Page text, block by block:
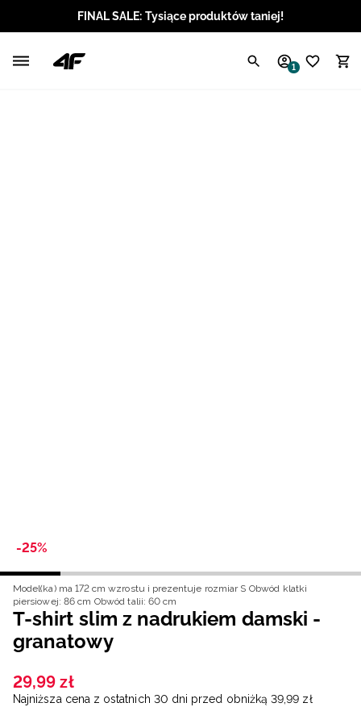
FINAL SALE: Tysiące produktów taniej!
1
-25%
Model(ka) ma 172 cm wzrostu i prezentuje rozmiar S Obwód klatki
piersiowej: 86 cm Obwód talii: 60 cm
T-shirt slim z nadrukiem damski -
granatowy
29,99 zł
Najniższa cena z ostatnich 30 dni przed obniżką 39,99 zł